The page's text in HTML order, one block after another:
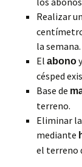
Realizar
la semana.
El abono
césped
Base de
terreno.
Eliminar
mediante
el terreno